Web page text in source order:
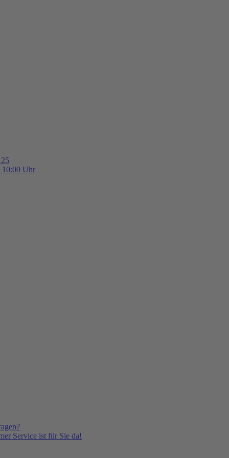
10:00 Uhr
Service ist für Sie da!